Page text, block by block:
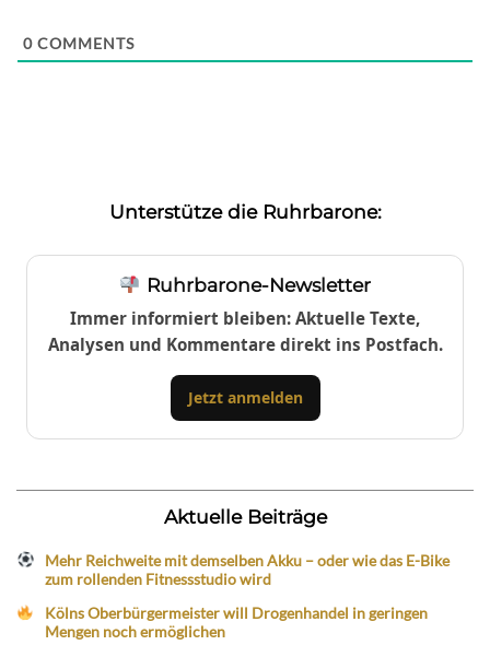
0 COMMENTS
Unterstütze die Ruhrbarone:
Ruhrbarone-Newsletter
Immer informiert bleiben: Aktuelle Texte,
Analysen und Kommentare direkt ins Postfach.
Jetzt anmelden
Aktuelle Beiträge
Mehr Reichweite mit demselben Akku – oder wie das E-Bike
zum rollenden Fitnessstudio wird
Kölns Oberbürgermeister will Drogenhandel in geringen
Mengen noch ermöglichen